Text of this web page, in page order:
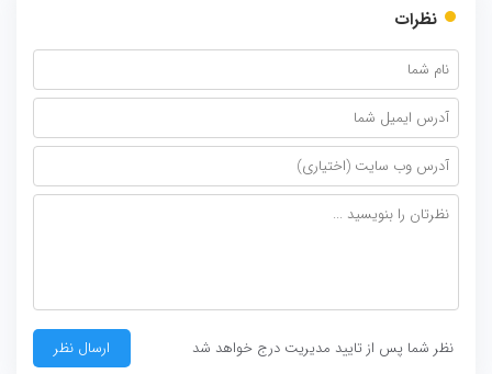
نظرات
نظر شما پس از تایید مدیریت درج خواهد شد